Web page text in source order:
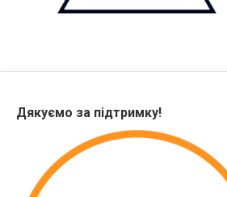
Дякуємо за підтримку!